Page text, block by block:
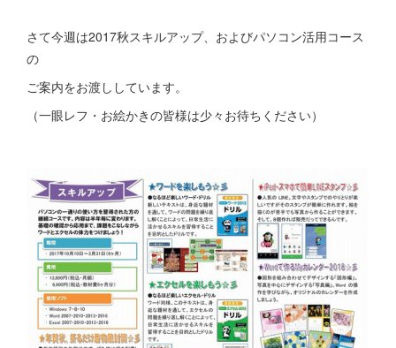
さて今週は2017秋スキルアップ、およびパソコン活用コース
の
ご案内をお渡ししています。
（一眼レフ・お絵かきの皆様は少々お待ちください）